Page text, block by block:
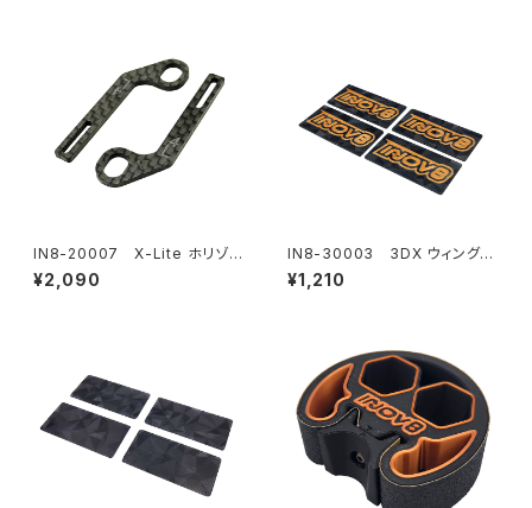
IN8-20007 X-Lite ホリゾン
タルリアボディマウント用カーボ
ンエクステンション Type4L
¥2,090
IN8-30003 3DX ウィング
エンドプレート 1/10 EP オンロ
ード用 - INOV8ブロンズロゴ
¥1,210